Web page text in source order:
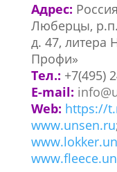
Адрес:
Люберцы,
д. 47, литера
Профи»
Тел.: +7(495)
E-mail:
Web: https://
www.unsen.ru